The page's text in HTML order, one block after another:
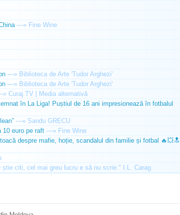
—» Fine Wine
—» Biblioteca de Arte 'Tudor Arghezi'
—» Biblioteca de Arte 'Tudor Arghezi'
Curaj.TV | Media alternativă
în La Liga! Puștiul de 16 ani impresionează în fotbalul
—» Sandu GRECU
10 euro pe raft —» Fine Wine
despre mafie, hoție, scandalul din familie și fotbal 🔥💥🔝
știe citi, cel mai greu lucru e să nu scrie." I.L. Carag